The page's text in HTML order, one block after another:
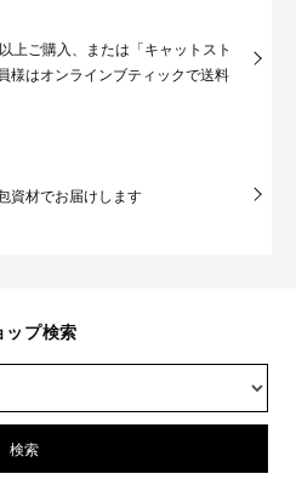
上ご購入、または「キャットスト
様はオンラインブティックで送料
資材でお届けします
ップ検索
検索